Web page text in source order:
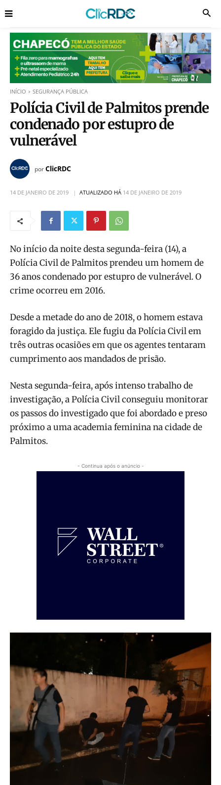
INÍCIO SEGURANÇA PÚBLICA
Polícia Civil de Palmitos prende
condenado por estupro de
vulnerável
porClicRDC
14 DE JANEIRO DE 2019 ATUALIZADO HÁ 14 DE JANEIRO DE 2019
No início da noite desta segunda-feira (14), a
Polícia Civil de Palmitos prendeu um homem de
36 anos condenado por estupro de vulnerável. O
crime ocorreu em 2016.
Desde a metade do ano de 2018, o homem estava
foragido da justiça. Ele fugiu da Polícia Civil em
três outras ocasiões em que os agentes tentaram
cumprimento aos mandados de prisão.
Nesta segunda-feira, após intenso trabalho de
investigação, a Polícia Civil conseguiu monitorar
os passos do investigado que foi abordado e preso
próximo a uma academia feminina na cidade de
Palmitos.
- Continua após o anúncio -